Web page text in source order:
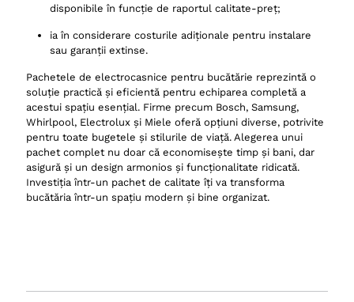
disponibile în funcție de raportul calitate-preț;
ia în considerare costurile adiționale pentru instalare
sau garanții extinse.
Pachetele de electrocasnice pentru bucătărie reprezintă o
soluție practică și eficientă pentru echiparea completă a
acestui spațiu esențial. Firme precum Bosch, Samsung,
Whirlpool, Electrolux și Miele oferă opțiuni diverse, potrivite
pentru toate bugetele și stilurile de viață. Alegerea unui
pachet complet nu doar că economisește timp și bani, dar
asigură și un design armonios și funcționalitate ridicată.
Investiția într-un pachet de calitate îți va transforma
bucătăria într-un spațiu modern și bine organizat.